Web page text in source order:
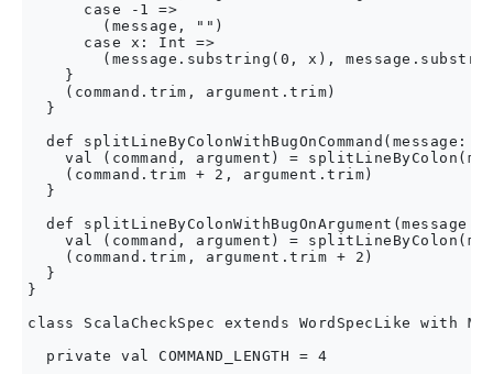
      case -1 =>
        (message, "")
      case x: Int =>
(message.substring(0, x),
    }
    (command.trim, argument.trim)
  }
def splitLineByColonWithBugOnCommand(message:
val (command, argument) =
    (command.trim + 2, argument.trim)
  }
def splitLineByColonWithBugOnArgument(message:
val (command, argument) =
    (command.trim, argument.trim + 2)
  }
}
class ScalaCheckSpec extends WordSpecLike with
  private val COMMAND_LENGTH = 4